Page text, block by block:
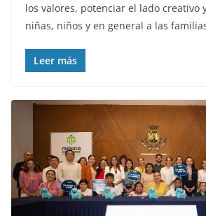
los valores, potenciar el lado creativo
niñas, niños y en general a las
Leer más